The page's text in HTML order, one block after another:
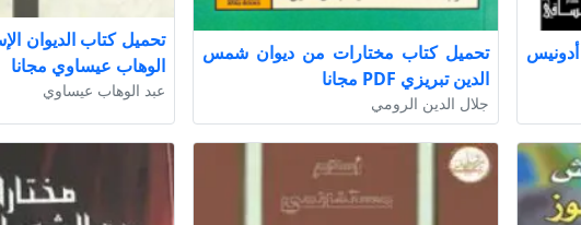
تحميل كتاب هجرة الشمس PDF أدونيس
تحميل كتاب مختارات من ديوان شمس
الدين تبريزي PDF مجانا
جلال الدين الرومي
الوهاب عيساوي مجانا
عبد الوهاب عيساوي